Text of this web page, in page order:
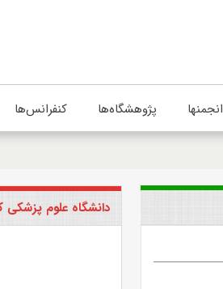
انجمنها پژوهشگاه‌ها کنفرانس‌ها
دانشگاه علوم پزشکی